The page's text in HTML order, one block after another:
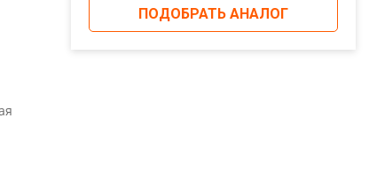
ПОДОБРАТЬ АНАЛОГ